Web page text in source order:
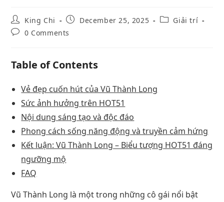
King Chi December 25, 2025
Giải trí
0 Comments
Table of Contents
Vẻ đẹp cuốn hút của Vũ Thành Long
Sức ảnh hưởng trên HOT51
Nội dung sáng tạo và độc đáo
Phong cách sống năng động và truyền cảm hứng
Kết luận: Vũ Thành Long – Biểu tượng HOT51 đáng
ngưỡng mộ
FAQ
Vũ Thành Long là một trong những cô gái nổi bật